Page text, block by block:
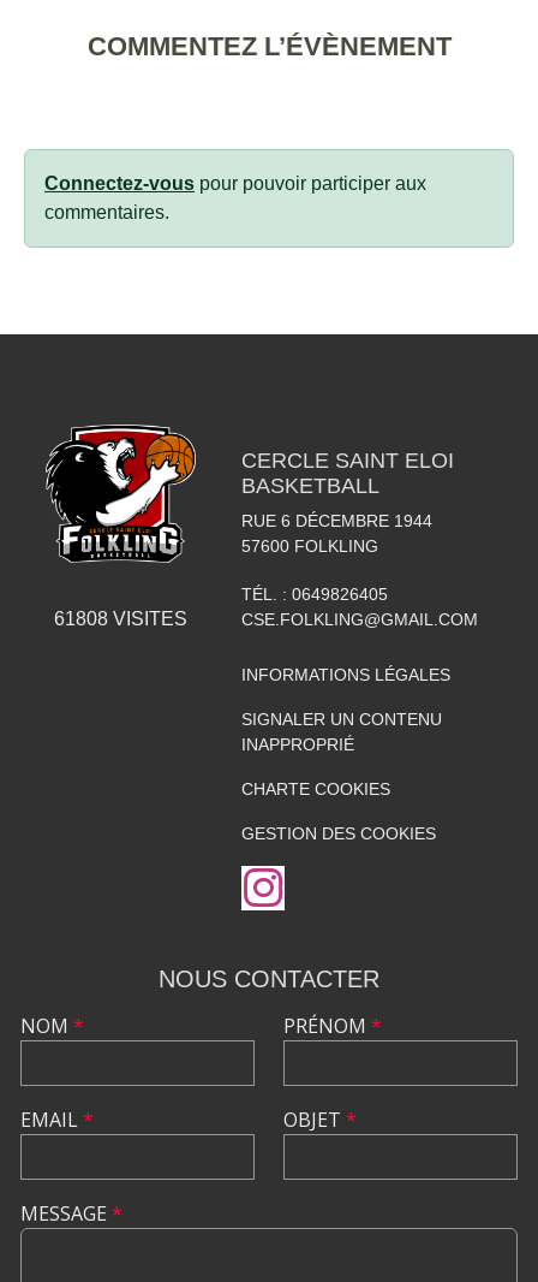
COMMENTEZ L’ÉVÈNEMENT
Connectez-vous pour pouvoir participer aux
commentaires.
61808VISITES
CERCLE SAINT ELOI
BASKETBALL
RUE 6 DÉCEMBRE 1944
57600 FOLKLING
TÉL. : 0649826405
CSE.FOLKLING@GMAIL.COM
INFORMATIONS LÉGALES
SIGNALER UN CONTENU
INAPPROPRIÉ
CHARTE COOKIES
GESTION DES COOKIES
NOUS CONTACTER
NOM *
EMAIL*
PRÉNOM *
OBJET *
MESSAGE *